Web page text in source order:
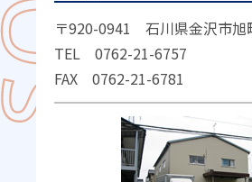
〒920-0941 石川県金沢市旭
TEL 0762-21-6757
FAX 0762-21-6781